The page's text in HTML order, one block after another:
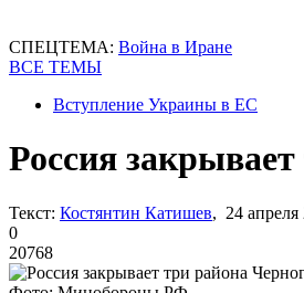
СПЕЦТЕМА: Война в Иране
ВСЕ ТЕМЫ
Вступление Украины в ЕС
Россия
Текст: Костянтин Катишев, 24 апреля
0
20768